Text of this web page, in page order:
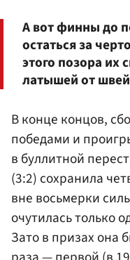
А вот финны до
остаться за
этого позора их
латышей от
В конце концов,
победами и
в буллитной
(3:2) сохранила
вне восьмерки
очутилась только
Зато в призах она